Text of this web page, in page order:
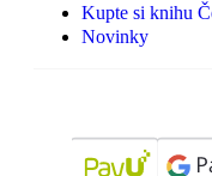
Kupte si knihu
Novinky